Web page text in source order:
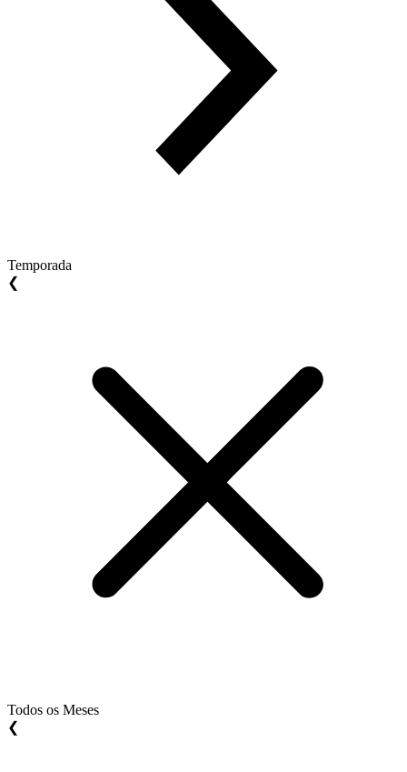
Temporada
❮
Todos os Meses
❮